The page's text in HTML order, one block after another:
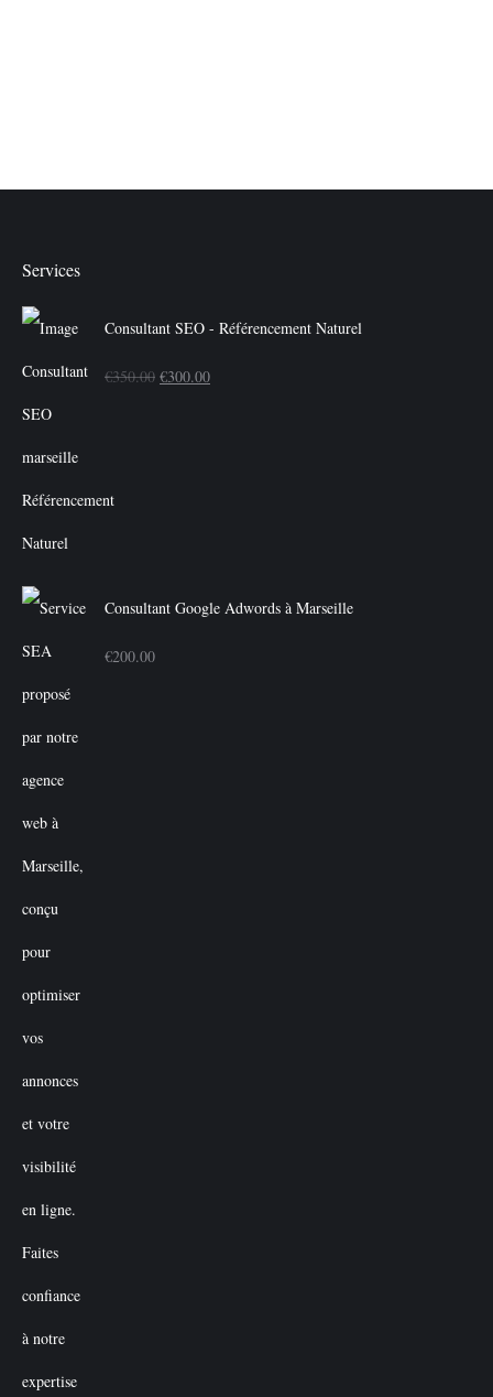
Services
Consultant SEO - Référencement Naturel
€350.00 Le
€300.00Le
Consultant Google Adwords à Marseille
€200.00